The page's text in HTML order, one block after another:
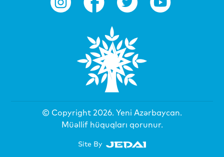
© Copyright 2026. Yeni Azərbaycan.
Müəllif hüquqları qorunur.
Site By